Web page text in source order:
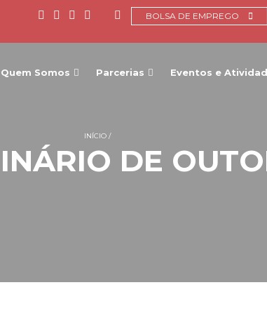
BOLSA DE EMPREGO
Quem Somos Parcerias Eventos e
INÍCIO
DE